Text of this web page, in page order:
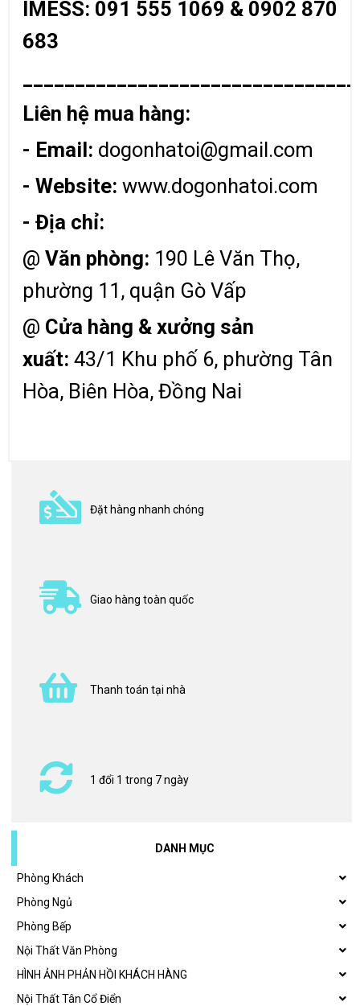
IMESS: 091 555 1069 & 0902 870
683
Liên hệ mua hàng:
- Email: dogonhatoi@gmail.com
- Website: www.dogonhatoi.com
- Địa chỉ:
@ Văn phòng: 190 Lê Văn Thọ,
phường 11, quận Gò Vấp
@ Cửa hàng & xưởng sản
xuất: 43/1 Khu phố 6, phường Tân
Hòa, Biên Hòa, Đồng Nai
Đặt hàng nhanh chóng
Giao hàng toàn quốc
Thanh toán tại nhà
1 đổi 1 trong 7 ngày
DANH MỤC
Phòng Khách
Phòng Ngủ
Phòng Bếp
Nội Thất Văn Phòng
HÌNH ẢNH PHẢN HỒI KHÁCH HÀNG
Nội Thất Tân Cổ Điển